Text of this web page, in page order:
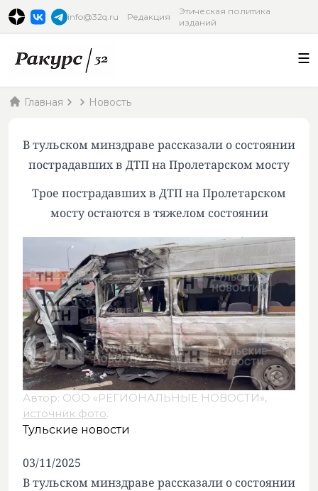
info@32q.ru Редакция
Этическая политика
изданий
Главная Новость
В тульском минздраве рассказали о состоянии
пострадавших в ДТП на Пролетарском мосту
Трое пострадавших в ДТП на Пролетарском
мосту остаются в тяжелом состоянии
Автор: ООО «РЕГИОНАЛЬНЫЕ НОВОСТИ»,
источник фото.
Тульские новости
03/11/2025
В тульском минздраве рассказали о состоянии